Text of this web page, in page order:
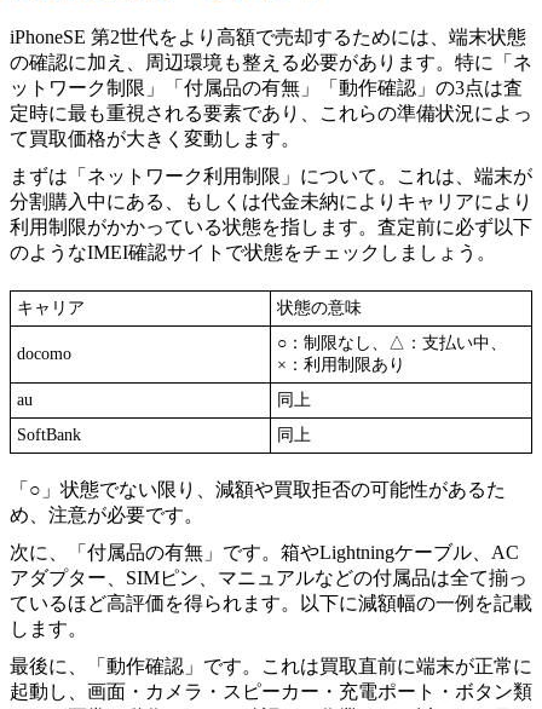
iPhoneSE 第2世代をより高額で売却するためには、端末状態
の確認に加え、周辺環境も整える必要があります。特に「ネ
ットワーク制限」「付属品の有無」「動作確認」の3点は査
定時に最も重視される要素であり、これらの準備状況によっ
て買取価格が大きく変動します。
まずは「ネットワーク利用制限」について。これは、端末が
分割購入中にある、もしくは代金未納によりキャリアにより
利用制限がかかっている状態を指します。査定前に必ず以下
のようなIMEI確認サイトで状態をチェックしましょう。
キャリア 状態の意味
docomo
○：制限なし、△：支払い中、
×：利用制限あり
au
同上
SoftBank
同上
「○」状態でない限り、減額や買取拒否の可能性があるた
め、注意が必要です。
次に、「付属品の有無」です。箱やLightningケーブル、AC
アダプター、SIMピン、マニュアルなどの付属品は全て揃っ
ているほど高評価を得られます。以下に減額幅の一例を記載
します。
最後に、「動作確認」です。これは買取直前に端末が正常に
起動し、画面・カメラ・スピーカー・充電ポート・ボタン類